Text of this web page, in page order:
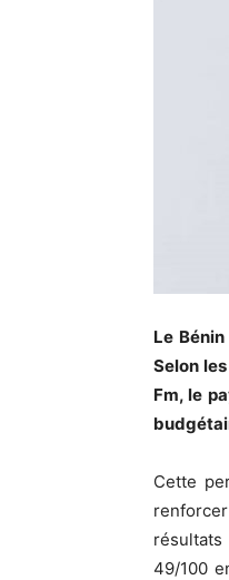
Le
Selon
Fm, le
Cette
49/100